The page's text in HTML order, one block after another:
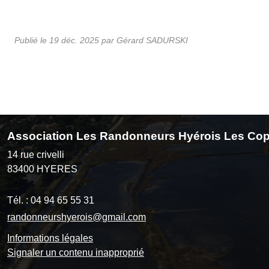
Publié le 19 déc. 2025 par Gérard SADURSKI
Association Les Randonneurs Hyérois Les
14 rue crivelli
83400 HYERES
Tél. : 04 94 65 55 31
randonneurshyerois@gmail.com
Informations légales
Signaler un contenu inapproprié